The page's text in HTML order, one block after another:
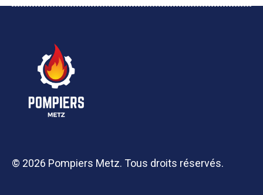
© 2026 Pompiers Metz. Tous droits réservés.